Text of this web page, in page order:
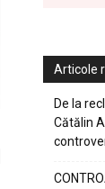
Articole
De la
Cătălin